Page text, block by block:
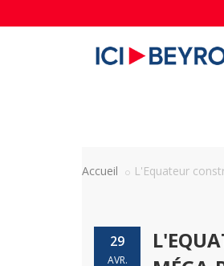
Accueil L'Equateur
29
AVR.